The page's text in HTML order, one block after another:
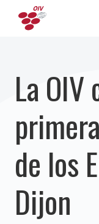
La
de los
Dijon